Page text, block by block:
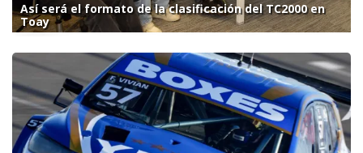
Así será el formato de la clasificación del TC2000 en
Toay